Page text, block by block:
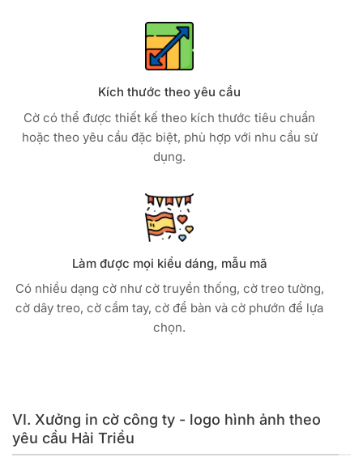
Kích thước theo yêu cầu
Cờ có thể được thiết kế theo kích thước tiêu chuẩn
hoặc theo yêu cầu đặc biệt, phù hợp với nhu cầu sử
dụng.
Làm được mọi kiểu dáng, mẫu mã
Có nhiều dạng cờ như cờ truyền thống, cờ treo tường,
cờ dây treo, cờ cầm tay, cờ để bàn và cờ phướn để lựa
chọn.
VI. Xưởng in cờ công ty - logo hình ảnh theo
yêu cầu Hải Triều